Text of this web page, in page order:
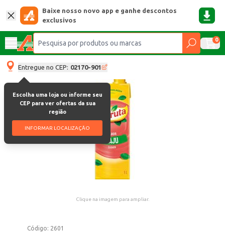
Baixe nosso novo app e ganhe descontos
exclusivos
0
Entregue no CEP: 02170-901
Escolha uma loja ou informe seu
CEP para ver ofertas da sua
região
INFORMAR LOCALIZAÇÃO
Clique na imagem para ampliar.
Código: 2601